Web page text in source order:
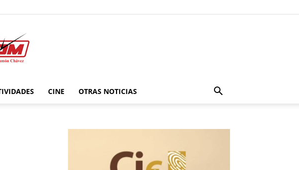
CINE OTRAS NOTICIAS